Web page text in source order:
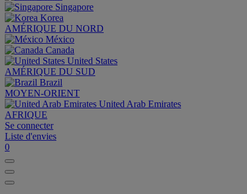
Singapore
Korea
AMÉRIQUE DU NORD
México
Canada
United States
AMÉRIQUE DU SUD
Brazil
MOYEN-ORIENT
United Arab Emirates
AFRIQUE
Se connecter
Liste d'envies
0